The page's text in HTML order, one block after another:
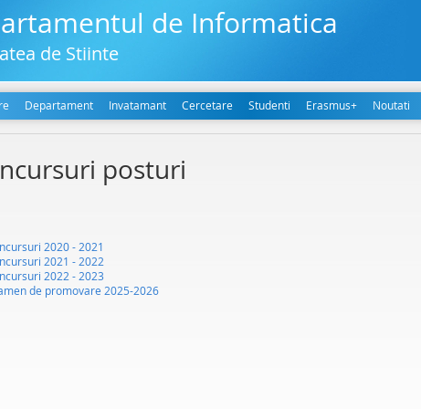
de Informatica
de Stiinte
Departament Invatamant Cercetare Studenti Erasmus+ Noutati
posturi
2020 - 2021
2021 - 2022
2022 - 2023
de promovare 2025-2026